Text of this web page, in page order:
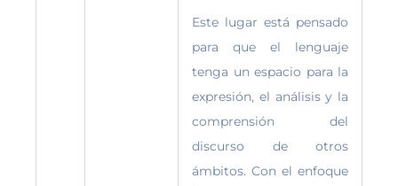
Este lugar está pensado
para que el lenguaje
tenga un espacio para la
expresión, el análisis y la
comprensión del
discurso de otros
ámbitos. Con el enfoque